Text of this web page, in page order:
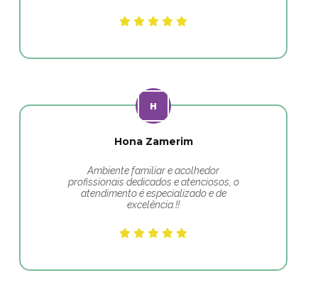
Hona Zamerim
Ambiente familiar e acolhedor
profissionais dedicados e atenciosos, o
atendimento é especializado e de
excelência.!!